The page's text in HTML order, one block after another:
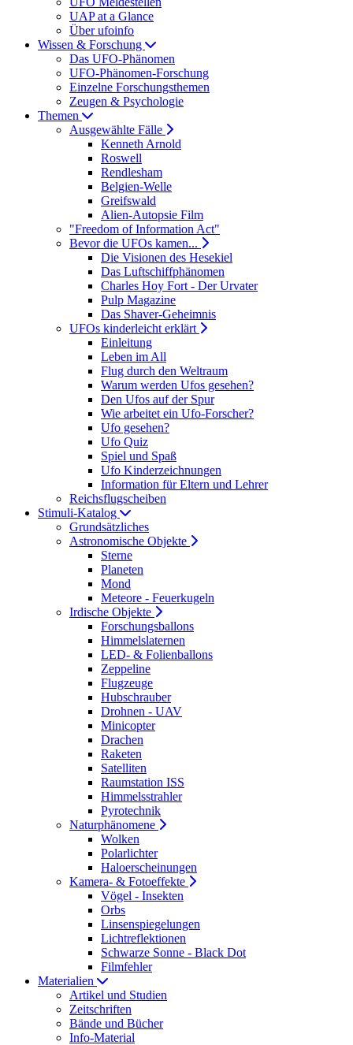
UAP at a Glance
Über ufoinfo
Wissen & Forschung
Das UFO-Phänomen
UFO-Phänomen-Forschung
Einzelne Forschungsthemen
Zeugen & Psychologie
Themen
Ausgewählte Fälle
Kenneth Arnold
Roswell
Rendlesham
Belgien-Welle
Greifswald
Alien-Autopsie Film
"Freedom of Information Act"
Bevor die UFOs kamen...
Die Visionen des Hesekiel
Das Luftschiffphänomen
Charles Hoy Fort - Der Urvater
Pulp Magazine
Das Shaver-Geheimnis
UFOs kinderleicht erklärt
Einleitung
Leben im All
Flug durch den Weltraum
Warum werden Ufos gesehen?
Den Ufos auf der Spur
Wie arbeitet ein Ufo-Forscher?
Ufo gesehen?
Ufo Quiz
Spiel und Spaß
Ufo Kinderzeichnungen
Information für Eltern und Lehrer
Reichsflugscheiben
Stimuli-Katalog
Grundsätzliches
Astronomische Objekte
Sterne
Planeten
Mond
Meteore - Feuerkugeln
Irdische Objekte
Forschungsballons
Himmelslaternen
LED- & Folienballons
Zeppeline
Flugzeuge
Hubschrauber
Drohnen - UAV
Minicopter
Drachen
Raketen
Satelliten
Raumstation ISS
Himmelsstrahler
Pyrotechnik
Naturphänomene
Wolken
Polarlichter
Haloerscheinungen
Kamera- & Fotoeffekte
Vögel - Insekten
Orbs
Linsenspiegelungen
Lichtreflektionen
Schwarze Sonne - Black Dot
Filmfehler
Materialien
Artikel und Studien
Zeitschriften
Bände und Bücher
Info-Material